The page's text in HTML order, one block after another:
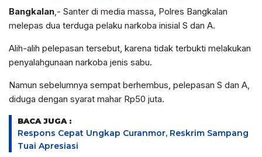
Bangkalan ,- Santer di media massa, Polres Bangkalan
melepas dua terduga pelaku narkoba inisial S dan A.
Alih-alih pelepasan tersebut, karena tidak terbukti melakukan
penyalahgunaan narkoba jenis sabu.
Namun sebelumnya sempat berhembus, pelepasan S dan A,
diduga dengan syarat mahar Rp50 juta.
BACA JUGA :
Respons Cepat Ungkap Curanmor, Reskrim Sampang
Tuai Apresiasi